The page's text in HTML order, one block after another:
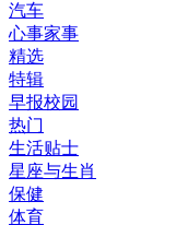
汽车
心事家事
精选
特辑
早报校园
热门
生活贴士
星座与生肖
保健
体育